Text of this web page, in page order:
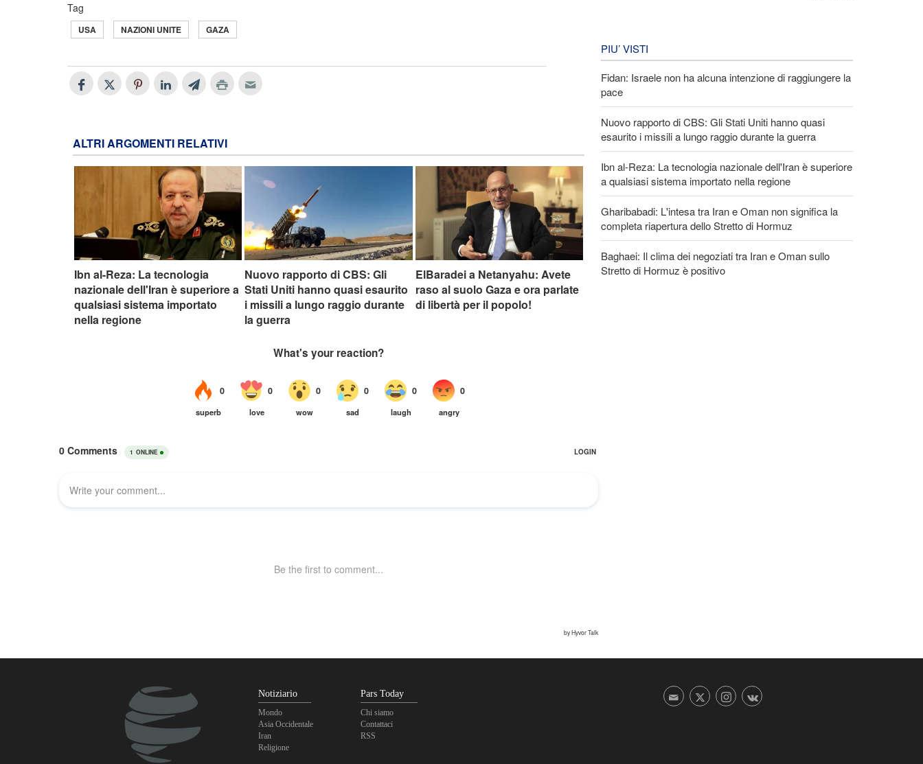
Tag
USA NAZIONI UNITE GAZA
ALTRI ARGOMENTI RELATIVI
Ibn al-Reza: La tecnologia
nazionale dell'Iran è superiore a
qualsiasi sistema importato
nella regione
Nuovo rapporto di CBS: Gli
Stati Uniti hanno quasi esaurito
i missili a lungo raggio durante
la guerra
ElBaradei a Netanyahu: Avete
raso al suolo Gaza e ora parlate
di libertà per il popolo!
PIU’ VISTI
Fidan: Israele non ha alcuna intenzione di raggiungere la
pace
Nuovo rapporto di CBS: Gli Stati Uniti hanno quasi
esaurito i missili a lungo raggio durante la guerra
Ibn al-Reza: La tecnologia nazionale dell'Iran è superiore
a qualsiasi sistema importato nella regione
Gharibabadi: L'intesa tra Iran e Oman non significa la
completa riapertura dello Stretto di Hormuz
Baghaei: Il clima dei negoziati tra Iran e Oman sullo
Stretto di Hormuz è positivo
Notiziario
Mondo
Asia Occidentale
Iran
Religione
Pars Today
Chi siamo
Contattaci
RSS